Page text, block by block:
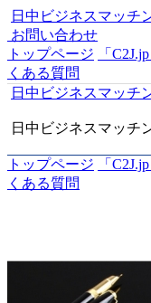
日中ビジネスマッチ
お問い合わせ
トップページ
「
くある質問
日中ビジネスマッチ
日中ビジネスマッチ
トップページ 「
くある質問